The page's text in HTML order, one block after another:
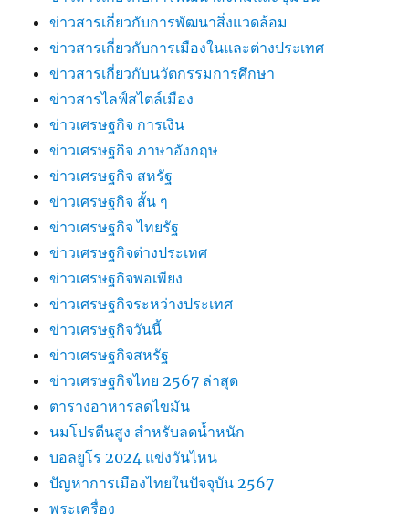
ข่าวสารเกี่ยวกับการพัฒนาสิ่งแวดล้อม
ข่าวสารเกี่ยวกับการเมืองในและต่างประเทศ
ข่าวสารเกี่ยวกับนวัตกรรมการศึกษา
ข่าวสารไลฟ์สไตล์เมือง
ข่าวเศรษฐกิจ การเงิน
ข่าวเศรษฐกิจ ภาษาอังกฤษ
ข่าวเศรษฐกิจ สหรัฐ
ข่าวเศรษฐกิจ สั้น ๆ
ข่าวเศรษฐกิจ ไทยรัฐ
ข่าวเศรษฐกิจต่างประเทศ
ข่าวเศรษฐกิจพอเพียง
ข่าวเศรษฐกิจระหว่างประเทศ
ข่าวเศรษฐกิจวันนี้
ข่าวเศรษฐกิจสหรัฐ
ข่าวเศรษฐกิจไทย 2567 ล่าสุด
ตารางอาหารลดไขมัน
นมโปรตีนสูง สำหรับลดน้ำหนัก
บอลยูโร 2024 แข่งวันไหน
ปัญหาการเมืองไทยในปัจจุบัน 2567
พระเครื่อง